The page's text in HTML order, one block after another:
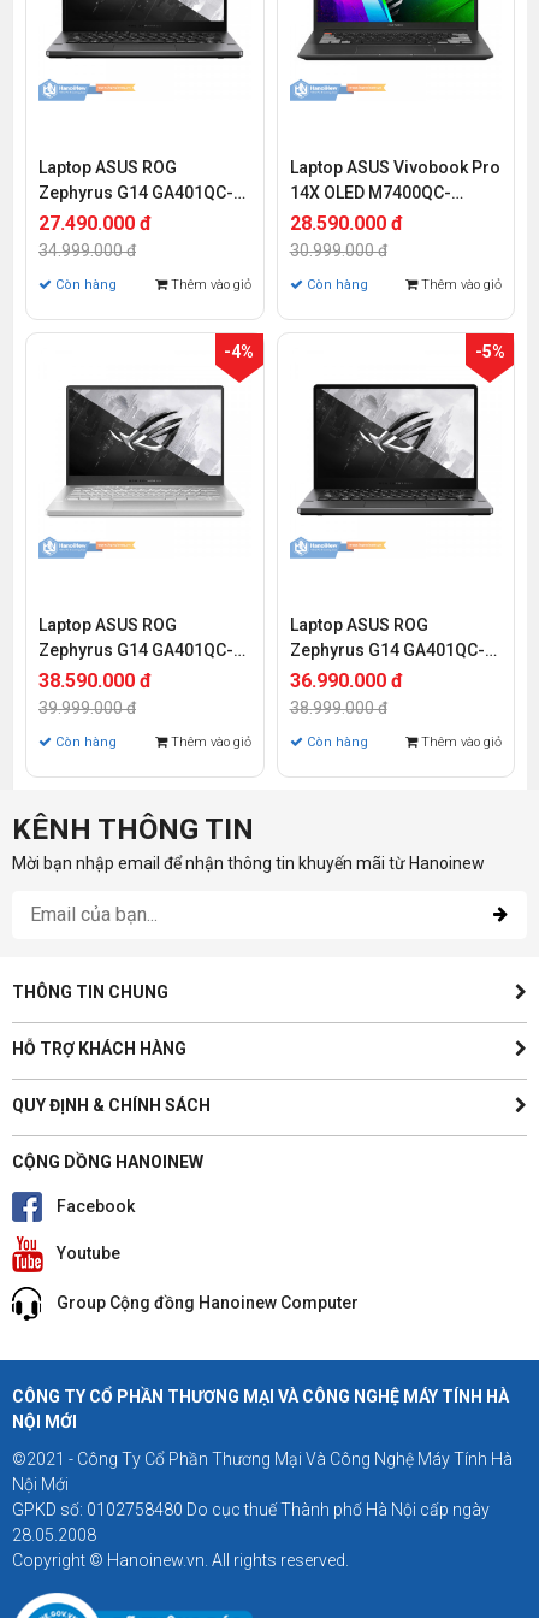
Laptop ASUS ROG
Zephyrus G14 GA401QC-
K2199W ( Ryzen 7-5800HS
| 8GB | 512GB | RTX 3050 |
27.490.000 đ
34.999.000 đ
Còn hàng Thêm vào giỏ
Laptop ASUS Vivobook Pro
14X OLED M7400QC-
KM013W (Ryzen 5-5600H |
16GB | 512GB | RTX 3050
11)
28.590.000 đ
30.999.000 đ
Còn hàng Thêm vào giỏ
-4%
Laptop ASUS ROG
Zephyrus G14 GA401QC-
HZ100T (Ryzen 9-5900HS |
16GB | 512GB | RTX 3050
10)
38.590.000 đ
39.999.000 đ
Còn hàng Thêm vào giỏ
-5%
Laptop ASUS ROG
Zephyrus G14 GA401QC-
HZ133T (Ryzen 9-5900HS |
16GB | 512GB | RTX 3050
10)
36.990.000 đ
38.999.000 đ
Còn hàng Thêm vào giỏ
KÊNH THÔNG TIN
Mời bạn nhập email để nhận thông tin khuyến mãi từ Hanoinew
THÔNG TIN CHUNG
HỖ TRỢ KHÁCH HÀNG
QUY ĐỊNH & CHÍNH SÁCH
CỘNG DỒNG HANOINEW
Facebook
Youtube
Group Cộng đồng Hanoinew Computer
CÔNG TY CỔ PHẦN THƯƠNG MẠI VÀ CÔNG NGHỆ MÁY TÍNH HÀ
NỘI MỚI
©2021 - Công Ty Cổ Phần Thương Mại Và Công Nghệ Máy Tính Hà
Nội Mới
GPKD số: 0102758480 Do cục thuế Thành phố Hà Nội cấp ngày
28.05.2008
Copyright © Hanoinew.vn. All rights reserved.